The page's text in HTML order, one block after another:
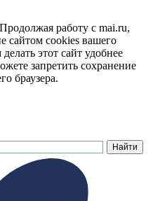
работу с mai.ru,
сайтом cookies вашего
этот сайт удобнее
запретить сохранение
браузера.